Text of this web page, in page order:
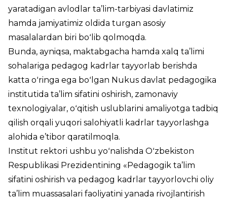
yaratadigan avlodlar ta’lim-tarbiyasi davlatimiz
hamda jamiyatimiz oldida turgan asosiy
masalalardan biri boʻlib qolmoqda.
Bunda, ayniqsa, maktabgacha hamda xalq ta’limi
sohalariga pedagog kadrlar tayyorlab berishda
katta oʻringa ega boʻlgan Nukus davlat pedagogika
institutida ta’lim sifatini oshirish, zamonaviy
texnologiyalar, oʻqitish uslublarini amaliyotga tadbiq
qilish orqali yuqori salohiyatli kadrlar tayyorlashga
alohida e’tibor qaratilmoqla.
Institut rektori ushbu yoʻnalishda Oʻzbekiston
Respublikasi Prezidentining «Pedagogik ta’lim
sifatini oshirish va pedagog kadrlar tayyorlovchi oliy
ta’lim muassasalari faoliyatini yanada rivojlantirish